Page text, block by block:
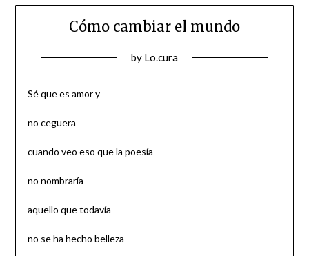
Cómo cambiar el mundo
Posted
by Lo.cura
Sé que es amor y
no ceguera
cuando veo eso que la poesía
no nombraría
aquello que todavía
no se ha hecho belleza